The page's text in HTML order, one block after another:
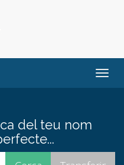
la
del teu nom